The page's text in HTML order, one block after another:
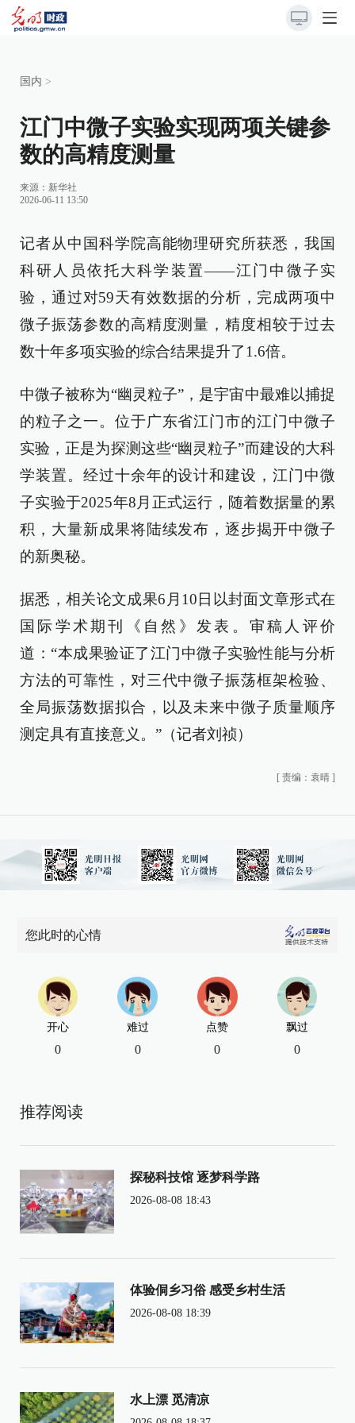
国内 >
江门中微子实验实现两项关键参
数的高精度测量
来源： 新华社
2026-06-11 13:50
记者从中国科学院高能物理研究所获悉，我国
科研人员依托大科学装置——江门中微子实
验，通过对59天有效数据的分析，完成两项中
微子振荡参数的高精度测量，精度相较于过去
数十年多项实验的综合结果提升了1.6倍。
中微子被称为“幽灵粒子”，是宇宙中最难以捕捉
的粒子之一。位于广东省江门市的江门中微子
实验，正是为探测这些“幽灵粒子”而建设的大科
学装置。经过十余年的设计和建设，江门中微
子实验于2025年8月正式运行，随着数据量的累
积，大量新成果将陆续发布，逐步揭开中微子
的新奥秘。
据悉，相关论文成果6月10日以封面文章形式在
国际学术期刊《自然》发表。审稿人评价
道：“本成果验证了江门中微子实验性能与分析
方法的可靠性，对三代中微子振荡框架检验、
全局振荡数据拟合，以及未来中微子质量顺序
测定具有直接意义。”（记者刘祯）
[ 责编：袁晴 ]
您此时的心情
开心
0
难过
0
点赞
0
飘过
0
推荐阅读
探秘科技馆 逐梦科学路
2026-08-08 18:43
体验侗乡习俗 感受乡村生活
2026-08-08 18:39
水上漂 觅清凉